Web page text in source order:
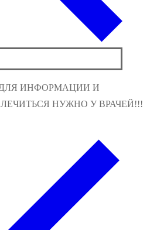
ДЛЯ ИНФОРМАЦИИ И
НУЖНО У ВРАЧЕЙ!!!